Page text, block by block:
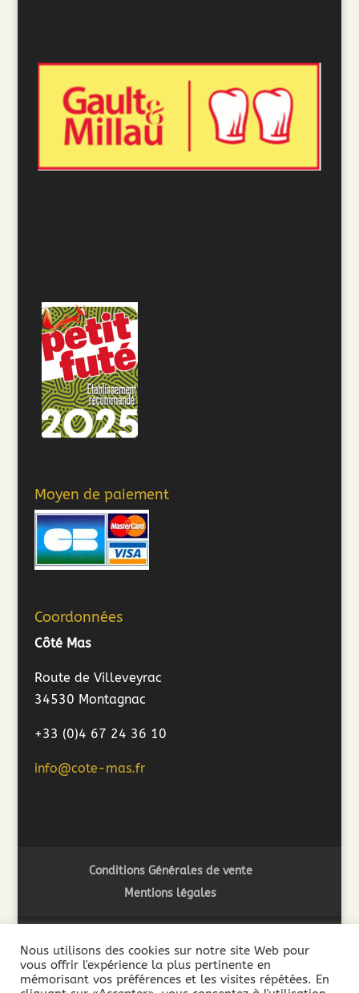
Moyen de paiement
Coordonnées
Côté Mas
Route de Villeveyrac
34530 Montagnac
+33 (0)4 67 24 36 10
info@cote-mas.fr
Conditions Générales de vente
Mentions légales
2018 ©Côté Mas - L'abus d'alcool est dangereux pour la
santé. A consommer avec modération - La vente de boissons
Nous utilisons des cookies sur notre site Web pour
vous offrir l'expérience la plus pertinente en
mémorisant vos préférences et les visites répétées. En